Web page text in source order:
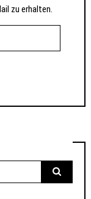
zu erhalten.